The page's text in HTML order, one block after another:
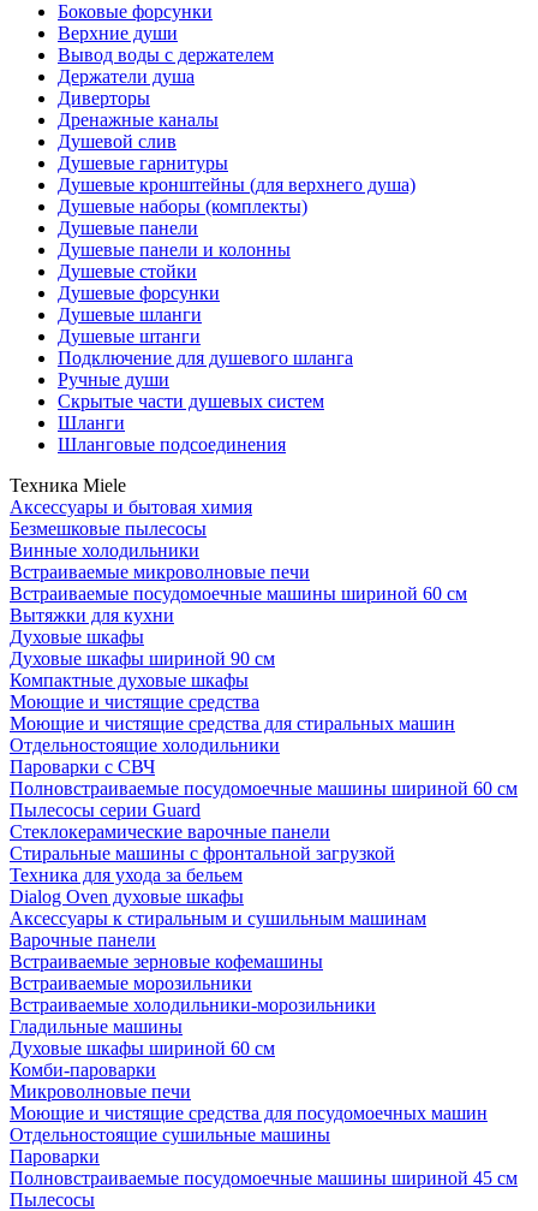
Боковые форсунки
Верхние души
Вывод воды с держателем
Держатели душа
Диверторы
Дренажные каналы
Душевой слив
Душевые гарнитуры
Душевые кронштейны (для верхнего душа)
Душевые наборы (комплекты)
Душевые панели
Душевые панели и колонны
Душевые стойки
Душевые форсунки
Душевые шланги
Душевые штанги
Подключение для душевого шланга
Ручные души
Скрытые части душевых систем
Шланги
Шланговые подсоединения
Техника Miele
Аксессуары и бытовая химия
Безмешковые пылесосы
Винные холодильники
Встраиваемые микроволновые печи
Встраиваемые посудомоечные машины шириной 60 см
Вытяжки для кухни
Духовые шкафы
Духовые шкафы шириной 90 см
Компактные духовые шкафы
Моющие и чистящие средства
Моющие и чистящие средства для стиральных машин
Отдельностоящие холодильники
Пароварки с СВЧ
Полновстраиваемые посудомоечные машины шириной 60 см
Пылесосы серии Guard
Стеклокерамические варочные панели
Стиральные машины с фронтальной загрузкой
Техника для ухода за бельем
Dialog Oven духовые шкафы
Аксессуары к стиральным и сушильным машинам
Варочные панели
Встраиваемые зерновые кофемашины
Встраиваемые морозильники
Встраиваемые холодильники-морозильники
Гладильные машины
Духовые шкафы шириной 60 см
Комби-пароварки
Микроволновые печи
Моющие и чистящие средства для посудомоечных машин
Отдельностоящие сушильные машины
Пароварки
Полновстраиваемые посудомоечные машины шириной 45 см
Пылесосы